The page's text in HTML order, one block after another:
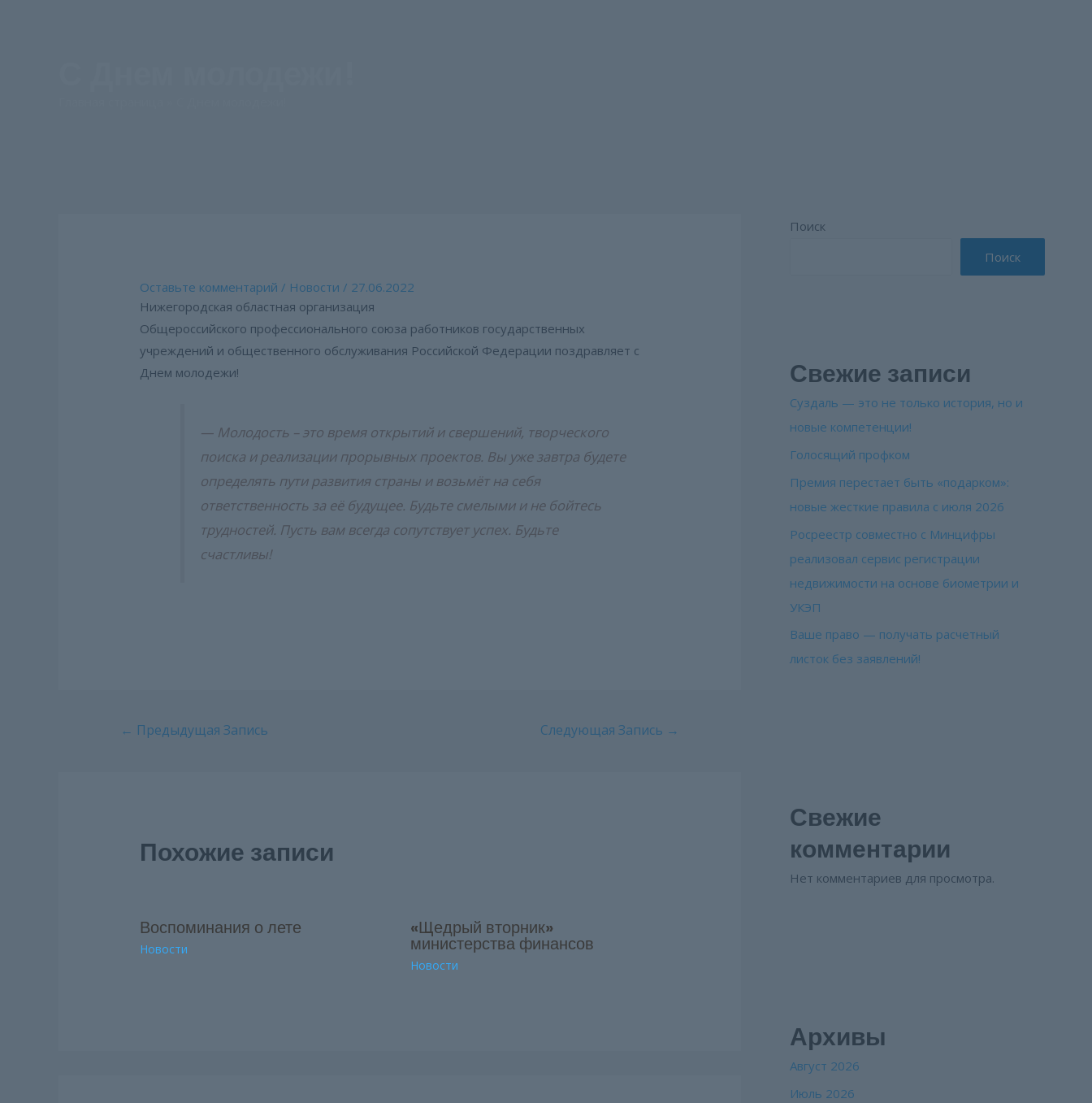
Оставьте комментарий / Новости / 27.06.2022
Нижегородская областная организация
Общероссийского профессионального союза работников государственных
учреждений и общественного обслуживания Российской Федерации поздравляет с
Днем молодежи!
— Молодость – это время открытий и свершений, творческого
поиска и реализации прорывных проектов. Вы уже завтра будете
определять пути развития страны и возьмёт на себя
ответственность за её будущее. Будьте смелыми и не бойтесь
трудностей. Пусть вам всегда сопутствует успех. Будьте
счастливы!
Навигация
← Предыдущая Запись Следующая Запись →
Похожие записи
Воспоминания о лете
Новости
«Щедрый вторник»
министерства финансов
Новости
Поиск
Поиск
Свежие записи
Суздаль — это не только история, но и
новые компетенции!
Голосящий профком
Премия перестает быть «подарком»:
новые жесткие правила с июля 2026
Росреестр совместно с Минцифры
реализовал сервис регистрации
недвижимости на основе биометрии и
УКЭП
Ваше право — получать расчетный
листок без заявлений!
Свежие
комментарии
Нет комментариев для просмотра.
Архивы
Август 2026
Июль 2026